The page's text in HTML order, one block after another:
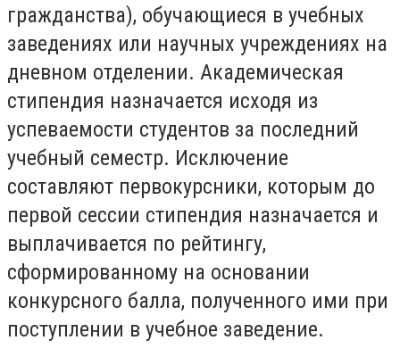
гражданства), обучающиеся в учебных
заведениях или научных учреждениях на
дневном отделении. Академическая
стипендия назначается исходя из
успеваемости студентов за последний
учебный семестр. Исключение
составляют первокурсники, которым до
первой сессии стипендия назначается и
выплачивается по рейтингу,
сформированному на основании
конкурсного балла, полученного ими при
поступлении в учебное заведение.